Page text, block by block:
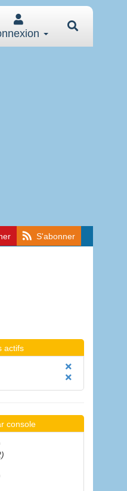
S'abonner
actifs
console